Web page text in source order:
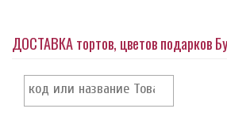
ДОСТАВКА тортов, цветов подарков